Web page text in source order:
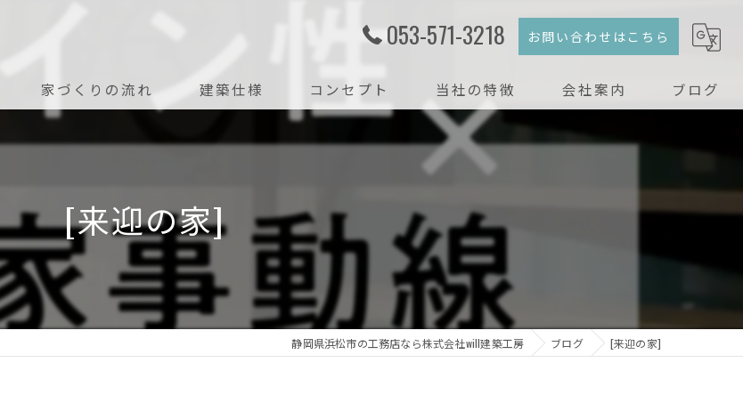
053-571-3218 お問い合わせはこちら
家づくりの流れ
アフターメンテナンス
建築仕様 コンセプト 当社の特徴
注文住宅
戸建て
リフォーム
リノベーション
会社案内 ブログ
コラム
[来迎の家]
静岡県浜松市の工務店なら株式会社will建築工房 ブログ [来迎の家]